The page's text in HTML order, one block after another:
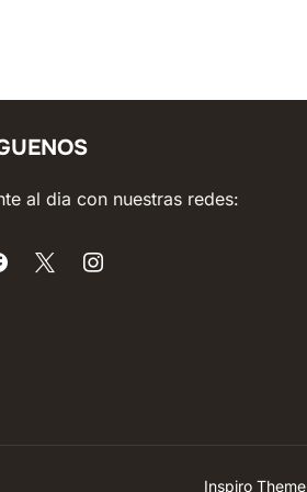
al dia con nuestras redes:
Inspiro Theme